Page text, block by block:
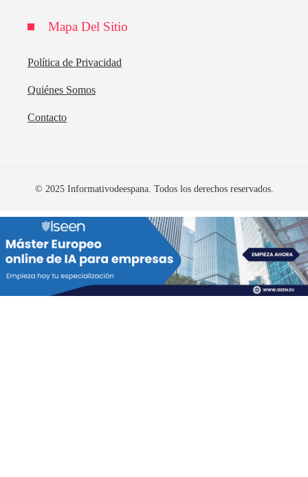
Mapa Del Sitio
Política de Privacidad
Quiénes Somos
Contacto
© 2025 Informativodeespana. Todos los derechos reservados.